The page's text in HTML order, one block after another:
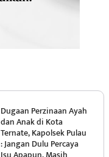
Dugaan Perzinaan Ayah
dan Anak di Kota
Ternate, Kapolsek Pulau
: Jangan Dulu Percaya